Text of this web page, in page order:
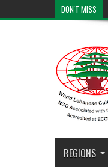
DON'T MISS
REGIONS